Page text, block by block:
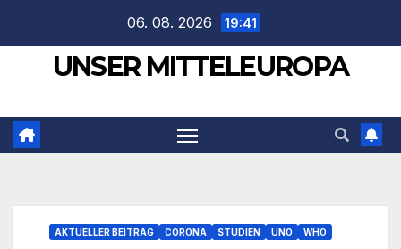
springen
06. 08. 2026 19:41
UNSER MITTELEUROPA
AKTUELLER BEITRAG CORONA STUDIEN UNO WHO